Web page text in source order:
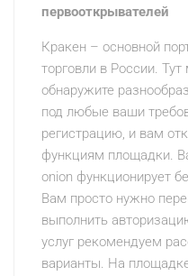
первооткрывателей
Кракен – основной
торговли в России.
обнаружите
под любые ваши
регистрацию, и вам
функциям площадки.
onion функционирует
Вам просто нужно
выполнить
услуг рекомендуем
варианты. На